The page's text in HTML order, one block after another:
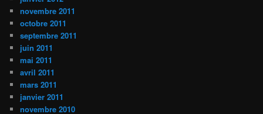
novembre 2011
octobre 2011
septembre 2011
juin 2011
mai 2011
avril 2011
mars 2011
janvier 2011
novembre 2010